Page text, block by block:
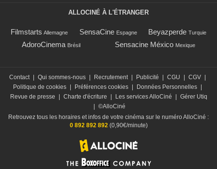
ALLOCINÉ À L'ÉTRANGER
Filmstarts Allemagne SensaCine Espagne Beyazperde Turquie
AdoroCinema Brésil Sensacine México Mexique
Contact Qui sommes-nous Recrutement Publicité CGU CGV
Politique de cookies
Préférences cookies Données Personnelles
Revue de presse
Charte d'écriture Les services AlloCiné
Gérer Utiq
©AlloCiné
Retrouvez tous les horaires et infos de votre cinéma sur le numéro AlloCiné :
0 892 892 892(0,90€/minute)